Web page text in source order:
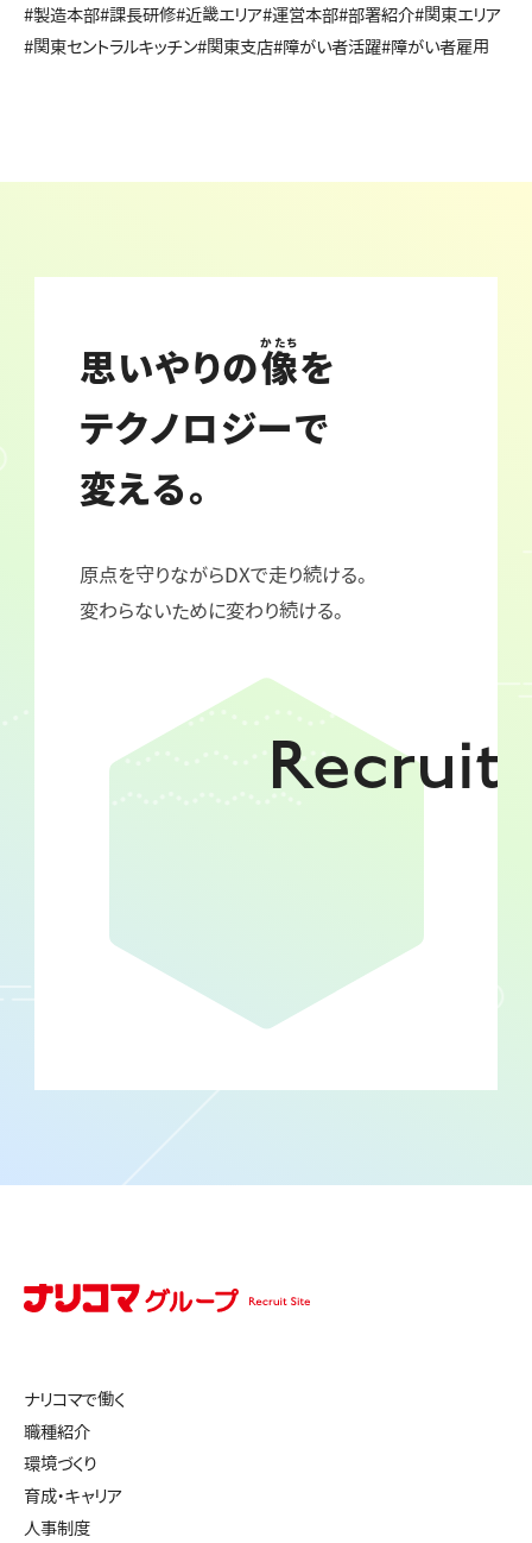
#製造本部#課長研修#近畿エリア#運営本部#部署紹介#関東エリア
#関東セントラルキッチン#関東支店#障がい者活躍#障がい者雇用
思いやりの像
かたち
を
テクノロジーで
変える。
原点を守りながらDXで走り続ける。
変わらないために変わり続ける。
Recruit
ナリコマで働く
職種紹介
環境づくり
育成・キャリア
人事制度